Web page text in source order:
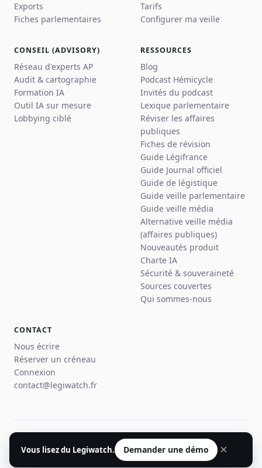
Vous lisez du Legiwatch. Demander une démo ×
Exports
Fiches parlementaires
Tarifs
Configurer ma veille
CONSEIL (ADVISORY)
Réseau d'experts AP
Audit & cartographie
Formation IA
Outil IA sur mesure
Lobbying ciblé
RESSOURCES
Blog
Podcast Hémicycle
Invités du podcast
Lexique parlementaire
Réviser les affaires
publiques
Fiches de révision
Guide Légifrance
Guide Journal officiel
Guide de légistique
Guide veille parlementaire
Guide veille média
Alternative veille média
(affaires publiques)
Nouveautés produit
Charte IA
Sécurité & souveraineté
Sources couvertes
Qui sommes-nous
CONTACT
Nous écrire
Réserver un créneau
Connexion
contact@legiwatch.fr
Mentions légales ConfidentialitéCGUPlan du site